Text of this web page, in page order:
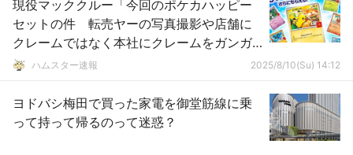
現役マッククルー「今回のポケカハッピー
セットの件 転売ヤーの写真撮影や店舗に
クレームではなく本社にクレームをガンガ
ン入れないとアイツら動きません！」
ハムスター速報 2025/8/10(Su) 14:12
ヨドバシ梅田で買った家電を御堂筋線に乗
って持って帰るのって迷惑？